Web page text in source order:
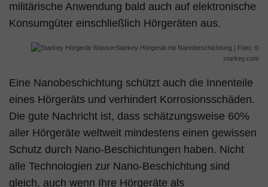
militärische Anwendung bald auch auf elektronische
Konsumgüter einschließlich Hörgeräten aus.
Starkey Hörgerät mit Nanobeschichtung | Foto: ©
starkey.com
Eine Nanobeschichtung schützt auch die Innenteile
eines Hörgeräts und verhindert Korrosionsschäden.
Die gute Nachricht ist, dass schätzungsweise 60%
aller Hörgeräte weltweit mindestens einen gewissen
Schutz durch Nano-Beschichtungen haben. Nicht
alle Technologien zur Nano-Beschichtung sind
gleich, auch wenn Ihre Hörgeräte als